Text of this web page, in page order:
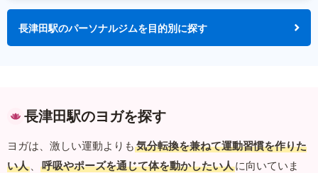
長津田駅のパーソナルジムを目的別に探す
長津田駅のヨガを探す
ヨガは、激しい運動よりも 気分転換を兼ねて運動習慣を作りた
い人 、 呼吸やポーズを通じて体を動かしたい人に向いていま